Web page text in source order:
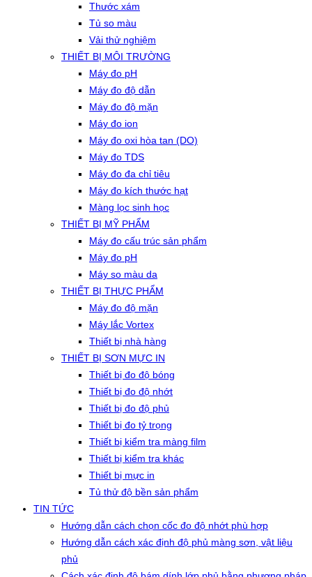
Thước xám
Tủ so màu
Vải thử nghiệm
THIẾT BỊ MÔI TRƯỜNG
Máy đo pH
Máy đo độ dẫn
Máy đo độ mặn
Máy đo ion
Máy đo oxi hòa tan (DO)
Máy đo TDS
Máy đo đa chỉ tiêu
Máy đo kích thước hạt
Màng lọc sinh học
THIẾT BỊ MỸ PHẨM
Máy đo cấu trúc sản phẩm
Máy đo pH
Máy so màu da
THIẾT BỊ THỰC PHẨM
Máy đo độ mặn
Máy lắc Vortex
Thiết bị nhà hàng
THIẾT BỊ SƠN MỰC IN
Thiết bị đo độ bóng
Thiết bị đo độ nhớt
Thiết bị đo độ phủ
Thiết bị đo tỷ trọng
Thiết bị kiểm tra màng film
Thiết bị kiểm tra khác
Thiết bị mực in
Tủ thử độ bền sản phẩm
TIN TỨC
Hướng dẫn cách chọn cốc đo độ nhớt phù hợp
Hướng dẫn cách xác định độ phủ màng sơn, vật liệu
phủ